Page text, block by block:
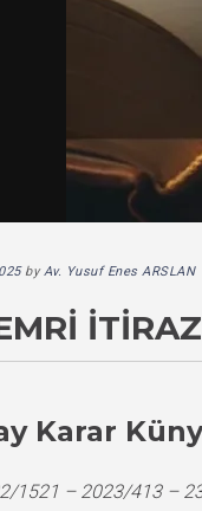
byAv. Yusuf Enes ARSLAN
Karar
1521 – 2023/413 –